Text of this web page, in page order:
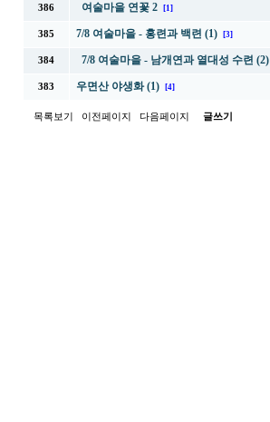
386 여술마을 연꽃 2 [1]
385 7/8 여술마을 - 홍련과 백련 (1) [3]
384 7/8 여술마을 - 남개연과 열대성 수련 (2)
383 우면산 야생화 (1) [4]
목록보기 이전페이지 다음페이지 글쓰기